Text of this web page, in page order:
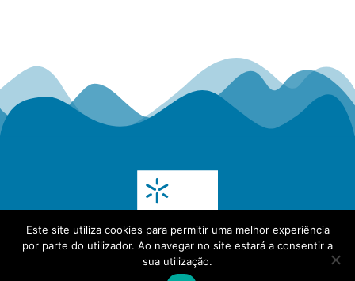
Este site utiliza cookies para permitir uma melhor experiência
por parte do utilizador. Ao navegar no site estará a consentir a
sua utilização.